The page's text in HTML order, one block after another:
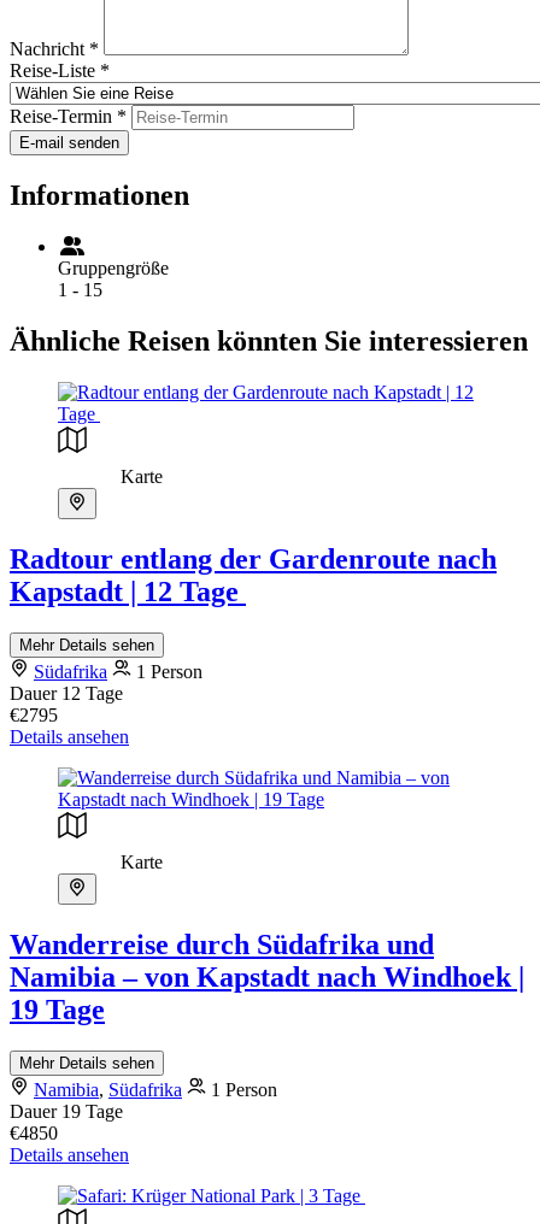
Nachricht *
Reise-Liste *
Reise-Termin *
E-mail senden
Informationen
Gruppengröße
1 - 15
Ähnliche Reisen könnten Sie interessieren
Karte
Radtour entlang der Gardenroute nach
Kapstadt | 12 Tage
Mehr Details sehen
Südafrika
1 Person
Dauer 12 Tage
€2795
Details ansehen
Karte
Wanderreise durch Südafrika und
Namibia – von Kapstadt nach Windhoek |
19 Tage
Mehr Details sehen
Namibia, Südafrika
1 Person
Dauer 19 Tage
€4850
Details ansehen